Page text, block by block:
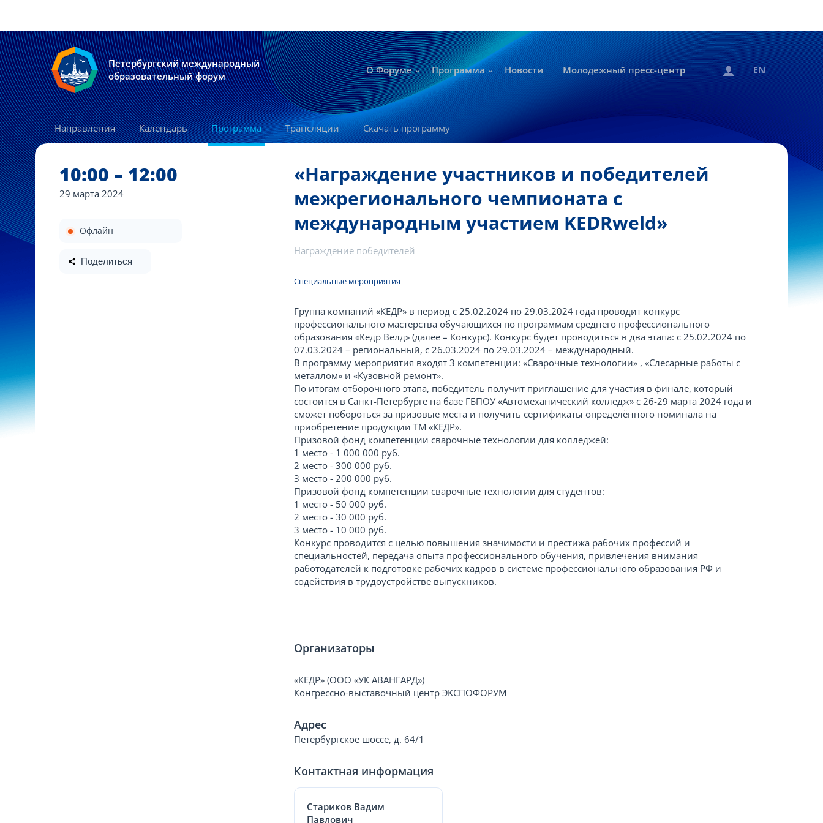
Петербургский международный
образовательный форум
О Форуме Программа Новости Молодежный пресс-центр
Направления Календарь Программа Трансляции Скачать программу
10:00 – 12:00
29 марта 2024
Офлайн
Поделиться
«Награждение участников и победителей
межрегионального чемпионата с
международным участием KEDRweld»
Награждение победителей
Специальные мероприятия
Группа компаний «КЕДР» в период с 25.02.2024 по 29.03.2024 года проводит конкурс
профессионального мастерства обучающихся по программам среднего профессионального
образования «Кедр Велд» (далее – Конкурс). Конкурс будет проводиться в два этапа: с 25.02.2024 по
07.03.2024 – региональный, с 26.03.2024 по 29.03.2024 – международный.
В программу мероприятия входят 3 компетенции: «Сварочные технологии» , «Слесарные работы с
металлом» и «Кузовной ремонт».
По итогам отборочного этапа, победитель получит приглашение для участия в финале, который
состоится в Санкт-Петербурге на базе ГБПОУ «Автомеханический колледж» с 26-29 марта 2024 года и
сможет побороться за призовые места и получить сертификаты определённого номинала на
приобретение продукции ТМ «КЕДР».
Призовой фонд компетенции сварочные технологии для колледжей:
1 место - 1 000 000 руб.
2 место - 300 000 руб.
3 место - 200 000 руб.
Призовой фонд компетенции сварочные технологии для студентов:
1 место - 50 000 руб.
2 место - 30 000 руб.
3 место - 10 000 руб.
Конкурс проводится с целью повышения значимости и престижа рабочих профессий и
специальностей, передача опыта профессионального обучения, привлечения внимания
работодателей к подготовке рабочих кадров в системе профессионального образования РФ и
содействия в трудоустройстве выпускников.
Организаторы
«КЕДР» (ООО «УК АВАНГАРД»)
Конгрессно-выставочный центр ЭКСПОФОРУМ
Адрес
Петербургское шоссе, д. 64/1
Контактная информация
Стариков Вадим
Павлович